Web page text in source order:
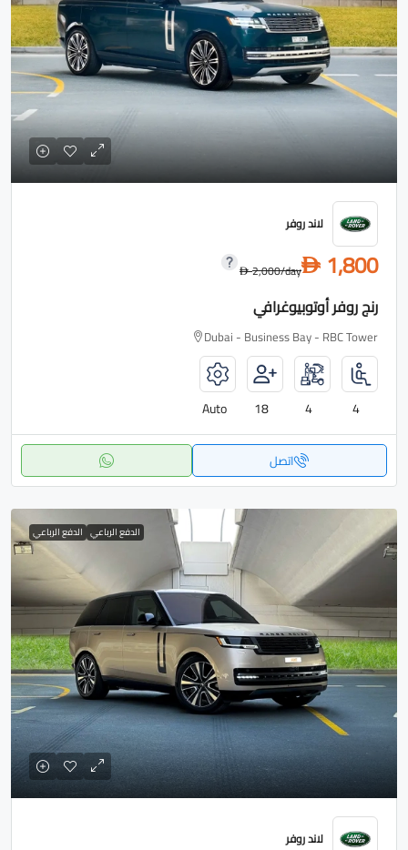
لاند روفر
D 1,800
D2,000/day
رنج روفر أوتوبيوغرافي
Dubai - Business Bay - RBC Tower
4
4
18
Auto
اتصل
الدفع الرباعي الدفع الرباعي
لاند روفر